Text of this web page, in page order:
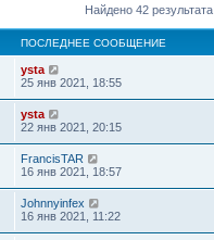
Найдено 42 результата
ПОСЛЕДНЕЕ СООБЩЕНИЕ
ysta
25 янв 2021, 18:55
ysta
22 янв 2021, 20:15
FrancisTAR
16 янв 2021, 18:57
Johnnyinfex
16 янв 2021, 11:22